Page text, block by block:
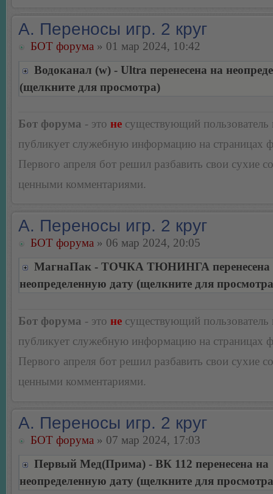
А. Переносы игр. 2 круг
БОТ форума » 01 мар 2024, 10:42
Водоканал (w) - Ultra перенесена на
(щелкните для просмотра)
Бот форума - это не существующий пользователь
публикует служебную информацию на страницах
Первого апреля бот решил разбавить свои сухие
ценными комментариями.
А. Переносы игр. 2 круг
БОТ форума » 06 мар 2024, 20:05
МагнаПак - ТОЧКА ТЮНИНГА перенесена
неопределенную дату (щелкните для
Бот форума - это не существующий пользователь
публикует служебную информацию на страницах
Первого апреля бот решил разбавить свои сухие
ценными комментариями.
А. Переносы игр. 2 круг
БОТ форума » 07 мар 2024, 17:03
Первый Мед(Прима) - ВК 112 перенесена на
неопределенную дату (щелкните для